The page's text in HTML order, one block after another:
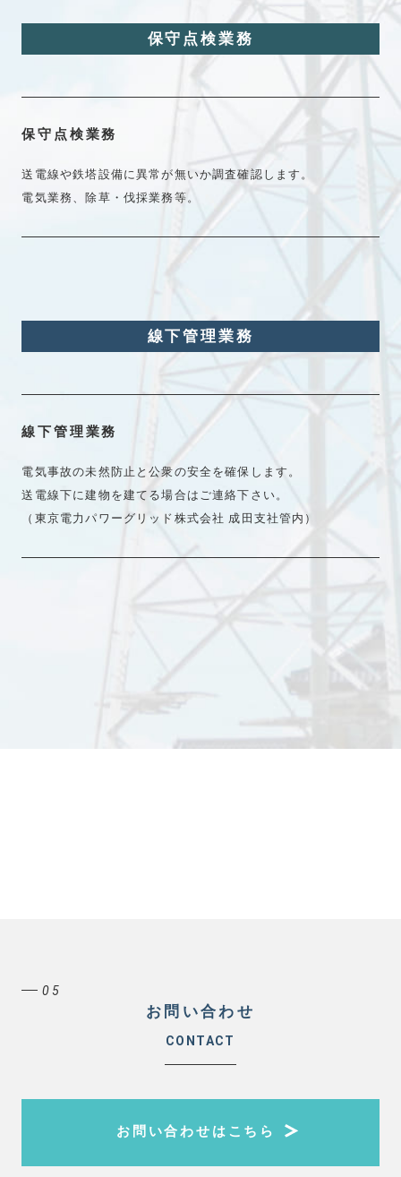
保守点検業務
保守点検業務
送電線や鉄塔設備に異常が無いか調査確認します。
電気業務、除草・伐採業務等。
線下管理業務
線下管理業務
電気事故の未然防止と公衆の安全を確保します。
送電線下に建物を建てる場合はご連絡下さい。
（東京電力パワーグリッド株式会社 成田支社管内）
05
お問い合わせ
CONTACT
お問い合わせはこちら